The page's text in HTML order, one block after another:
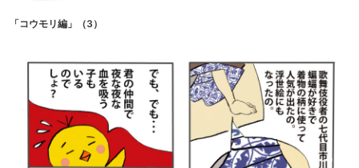
「コウモリ編」（3）